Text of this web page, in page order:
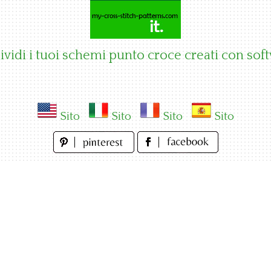
i tuoi schemi punto croce creati con
Sito Sito Sito Sito